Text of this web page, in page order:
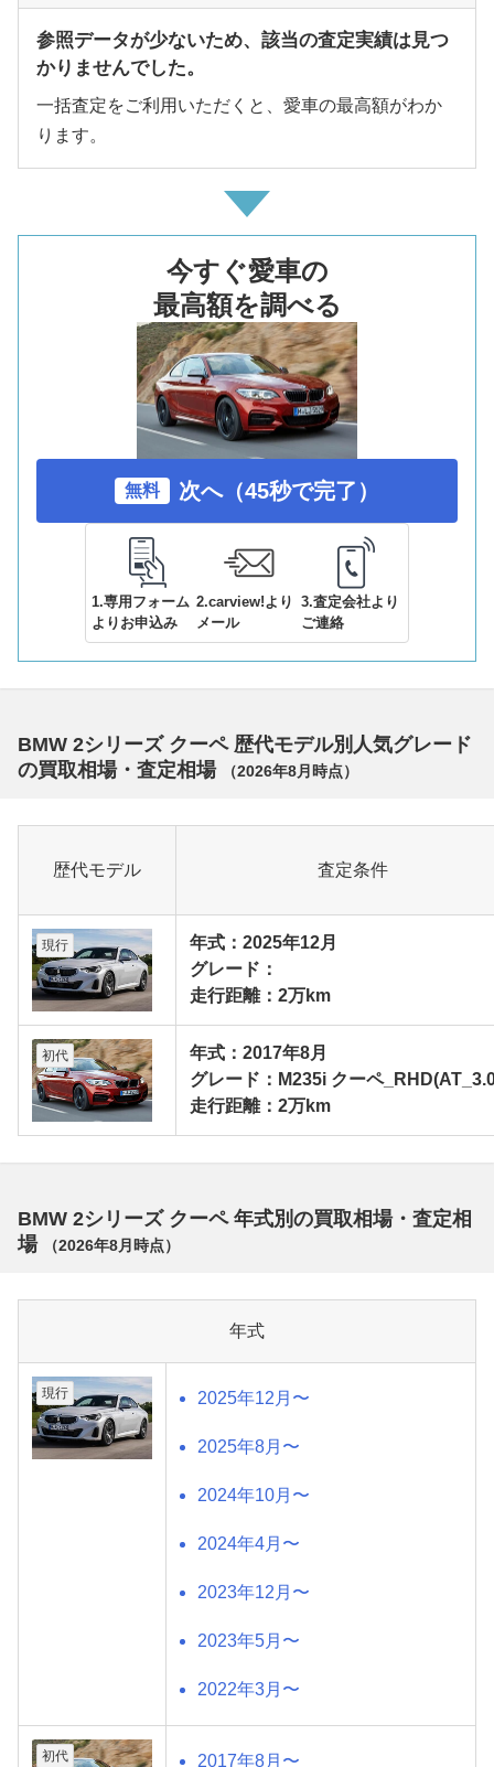
参照データが少ないため、該当の査定実績は見つ
かりませんでした。
一括査定をご利用いただくと、愛車の最高額がわか
ります。
今すぐ愛車の
最高額を調べる
無料 次へ（45秒で完了）
1.専用フォーム
よりお申込み
2.carview!より
メール
3.査定会社より
ご連絡
BMW 2シリーズ クーペ 歴代モデル別人気グレード
の買取相場・査定相場
（2026年8月 時点）
歴代モデル 査定条件
現行
年式：2025年12月
グレード：
走行距離：2万km
初代
年式：2017年8月
グレード：M235i クーペ
走行距離：2万km
BMW 2シリーズ クーペ 年式別の買取相場・査定相
場
（2026年8月 時点）
年式
現行 2025年12月〜
2025年8月〜
2024年10月〜
2024年4月〜
2023年12月〜
2023年5月〜
2022年3月〜
初代 2017年8月〜